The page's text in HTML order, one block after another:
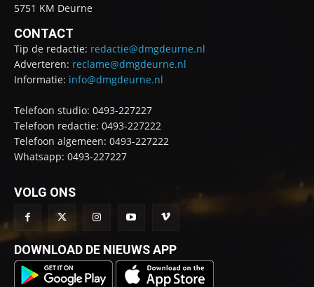
5751 KM Deurne
CONTACT
Tip de redactie: redactie@dmgdeurne.nl
Adverteren: reclame@dmgdeurne.nl
Informatie: info@dmgdeurne.nl
Telefoon studio: 0493-227227
Telefoon redactie: 0493-227222
Telefoon algemeen: 0493-227222
Whatsapp: 0493-227227
VOLG ONS
DOWNLOAD DE NIEUWS APP